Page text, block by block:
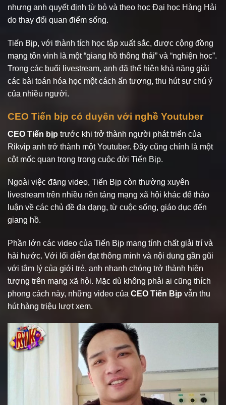
nhưng anh quyết định từ bỏ và theo học Đại học Hàng Hải
do thay đổi quan điểm sống.
Tiến Bịp, với thành tích học tập xuất sắc, được cộng đồng
mạng tôn vinh là một “giang hồ thông thái” và “nghiện học”.
Trong các buổi livestream, anh đã thể hiện khả năng giải
các bài toán hóa học một cách ấn tượng, thu hút sự chú ý
của nhiều người.
CEO Tiến bịp có duyên với nghề Youtuber
CEO Tiến bịp trước khi trở thành người phát triển của
Rikvip anh trở thành một Youtuber. Đây cũng chính là một
cột mốc quan trọng trong cuộc đời Tiến Bịp.
Ngoài việc đăng video, Tiến Bịp còn thường xuyên
livestream trên nhiều nền tảng mạng xã hội khác để thảo
luận về các chủ đề đa dạng, từ cuộc sống, giáo dục đến
giang hồ.
Phần lớn các video của Tiến Bịp mang tính chất giải trí và
hài hước. Với lối diễn đạt thông minh và nội dung gần gũi
với tâm lý của giới trẻ, anh nhanh chóng trở thành hiện
tượng trên mạng xã hội. Mặc dù không phải ai cũng thích
phong cách này, những video của CEO Tiến Bịp vẫn thu
hút hàng triệu lượt xem.